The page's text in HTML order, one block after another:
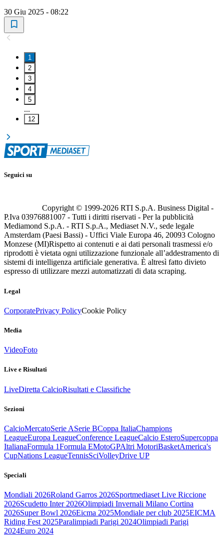
30 Giu 2025 - 08:22
1
2
3
4
5
...
12
Seguici su
Copyright © 1999-2026 RTI S.p.A. Business Digital -
P.Iva 03976881007 - Tutti i diritti riservati - Per la pubblicità
Mediamond S.p.A. - RTI S.p.A., Mediaset N.V., sede legale
Amsterdam (Paesi Bassi) - Uffici Viale Europa 46, 20093 Cologno
Monzese (MI)Rispetto ai contenuti e ai dati personali trasmessi e/o
riprodotti è vietata ogni utilizzazione funzionale all’addestramento di
sistemi di intelligenza artificiale generativa. È altresì fatto divieto
espresso di utilizzare mezzi automatizzati di data scraping.
Legal
CorporatePrivacy PolicyCookie Policy
Media
VideoFoto
Live e Risultati
LiveDiretta CalcioRisultati e Classifiche
Sezioni
CalcioMercatoSerie ASerie BCoppa ItaliaChampions
LeagueEuropa LeagueConference LeagueCalcio EsteroSupercoppa
ItalianaFormula 1Formula EMotoGPAltri MotoriBasketAmerica's
CupNations LeagueTennisSciVolleyDrive UP
Speciali
Mondiali 2026Roland Garros 2026Sportmediaset Live Riccione
2026Scudetto Inter 2026Olimpiadi Invernali Milano Cortina
2026Super Bowl 2026Eicma 2025Mondiale per club 2025EICMA
Riding Fest 2025Paralimpiadi Parigi 2024Olimpiadi Parigi
2024Euro 2024